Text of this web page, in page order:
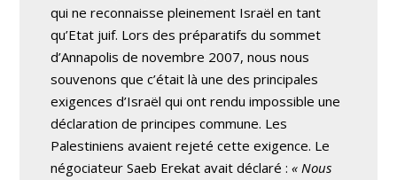
qui ne reconnaisse pleinement Israël en tant
qu’Etat juif. Lors des préparatifs du sommet
d’Annapolis de novembre 2007, nous nous
souvenons que c’était là une des principales
exigences d’Israël qui ont rendu impossible une
déclaration de principes commune. Les
Palestiniens avaient rejeté cette exigence. Le
négociateur Saeb Erekat avait déclaré :« Nous